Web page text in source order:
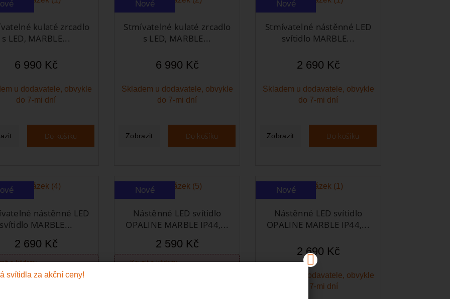
kulaté zrcadlo
s LED, MARBLE...
6 990 Kč
u dodavatele, obvykle
do 7-mi dní
Do košíku
Nové
Stmívatelné kulaté zrcadlo
s LED, MARBLE...
6 990 Kč
Skladem u dodavatele, obvykle
do 7-mi dní
Zobrazit Do košíku
Nové
Stmívatelné nástěnné LED
svítidlo MARBLE...
2 690 Kč
Skladem u dodavatele, obvykle
do 7-mi dní
Zobrazit Do košíku
nástěnné LED
svítidlo MARBLE...
2 690 Kč
s kódem:
Nové
Nástěnné LED svítidlo
OPALINE MARBLE IP44,...
2 590 Kč
Koupit s kódem:
Nové
Nástěnné LED svítidlo
OPALINE MARBLE IP44,...
2 690 Kč
Skladem u dodavatele, obvykle
do 7-mi dní